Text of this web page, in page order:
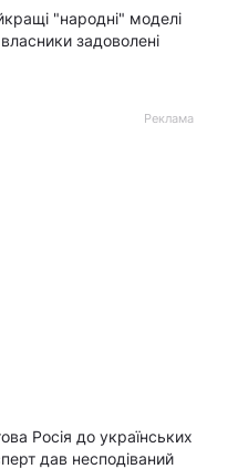
"народні" моделі
задоволені
Реклама
Росія до українських
дав несподіваний